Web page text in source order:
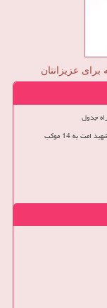
برای عزیزانتان
به 14 موکب